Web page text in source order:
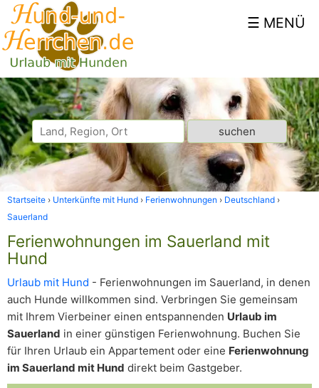
Startseite Unterkünfte mit Hund Ferienwohnungen
Deutschland
Sauerland
Ferienwohnungen im Sauerland mit
Hund
Urlaub mit Hund - Ferienwohnungen im Sauerland, in denen
auch Hunde willkommen sind. Verbringen Sie gemeinsam
mit Ihrem Vierbeiner einen entspannenden Urlaub im
Sauerland in einer günstigen Ferienwohnung. Buchen Sie
für Ihren Urlaub ein Appartement oder eine Ferienwohnung
im Sauerland mit Hund direkt beim Gastgeber.